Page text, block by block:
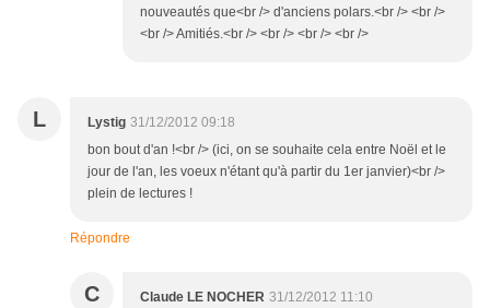
nouveautés que<br /> d'anciens polars.<br /> <br />
<br /> Amitiés.<br /> <br /> <br /> <br />
L Lystig 31/12/2012 09:18
bon bout d'an !<br /> (ici, on se souhaite cela entre Noël et le
jour de l'an, les voeux n'étant qu'à partir du 1er janvier)<br />
plein de lectures !
Répondre
C Claude LE NOCHER 31/12/2012 11:10